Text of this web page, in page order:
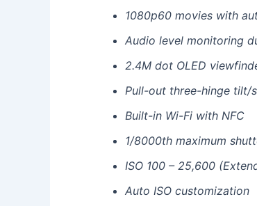
1080p60 movies with
Audio level monitoring
2.4M dot OLED
Pull-out three-hinge tilt/
Built-in Wi-Fi with NFC
1/8000th maximum
ISO 100 – 25,600
Auto ISO customization